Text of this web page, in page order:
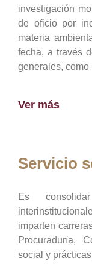
investigación
de oficio por
materia
fecha, a través
generales,
Ver más
Servicio
Es
imparten
Procuraduría,
social y